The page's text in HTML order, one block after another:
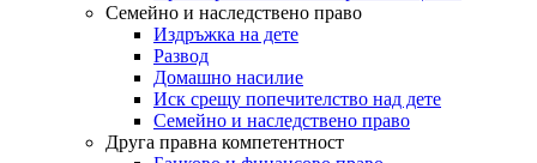
Семейно и наследствено право
Издръжка на дете
Развод
Домашно насилие
Иск срещу попечителство над дете
Семейно и наследствено право
Друга правна компетентност